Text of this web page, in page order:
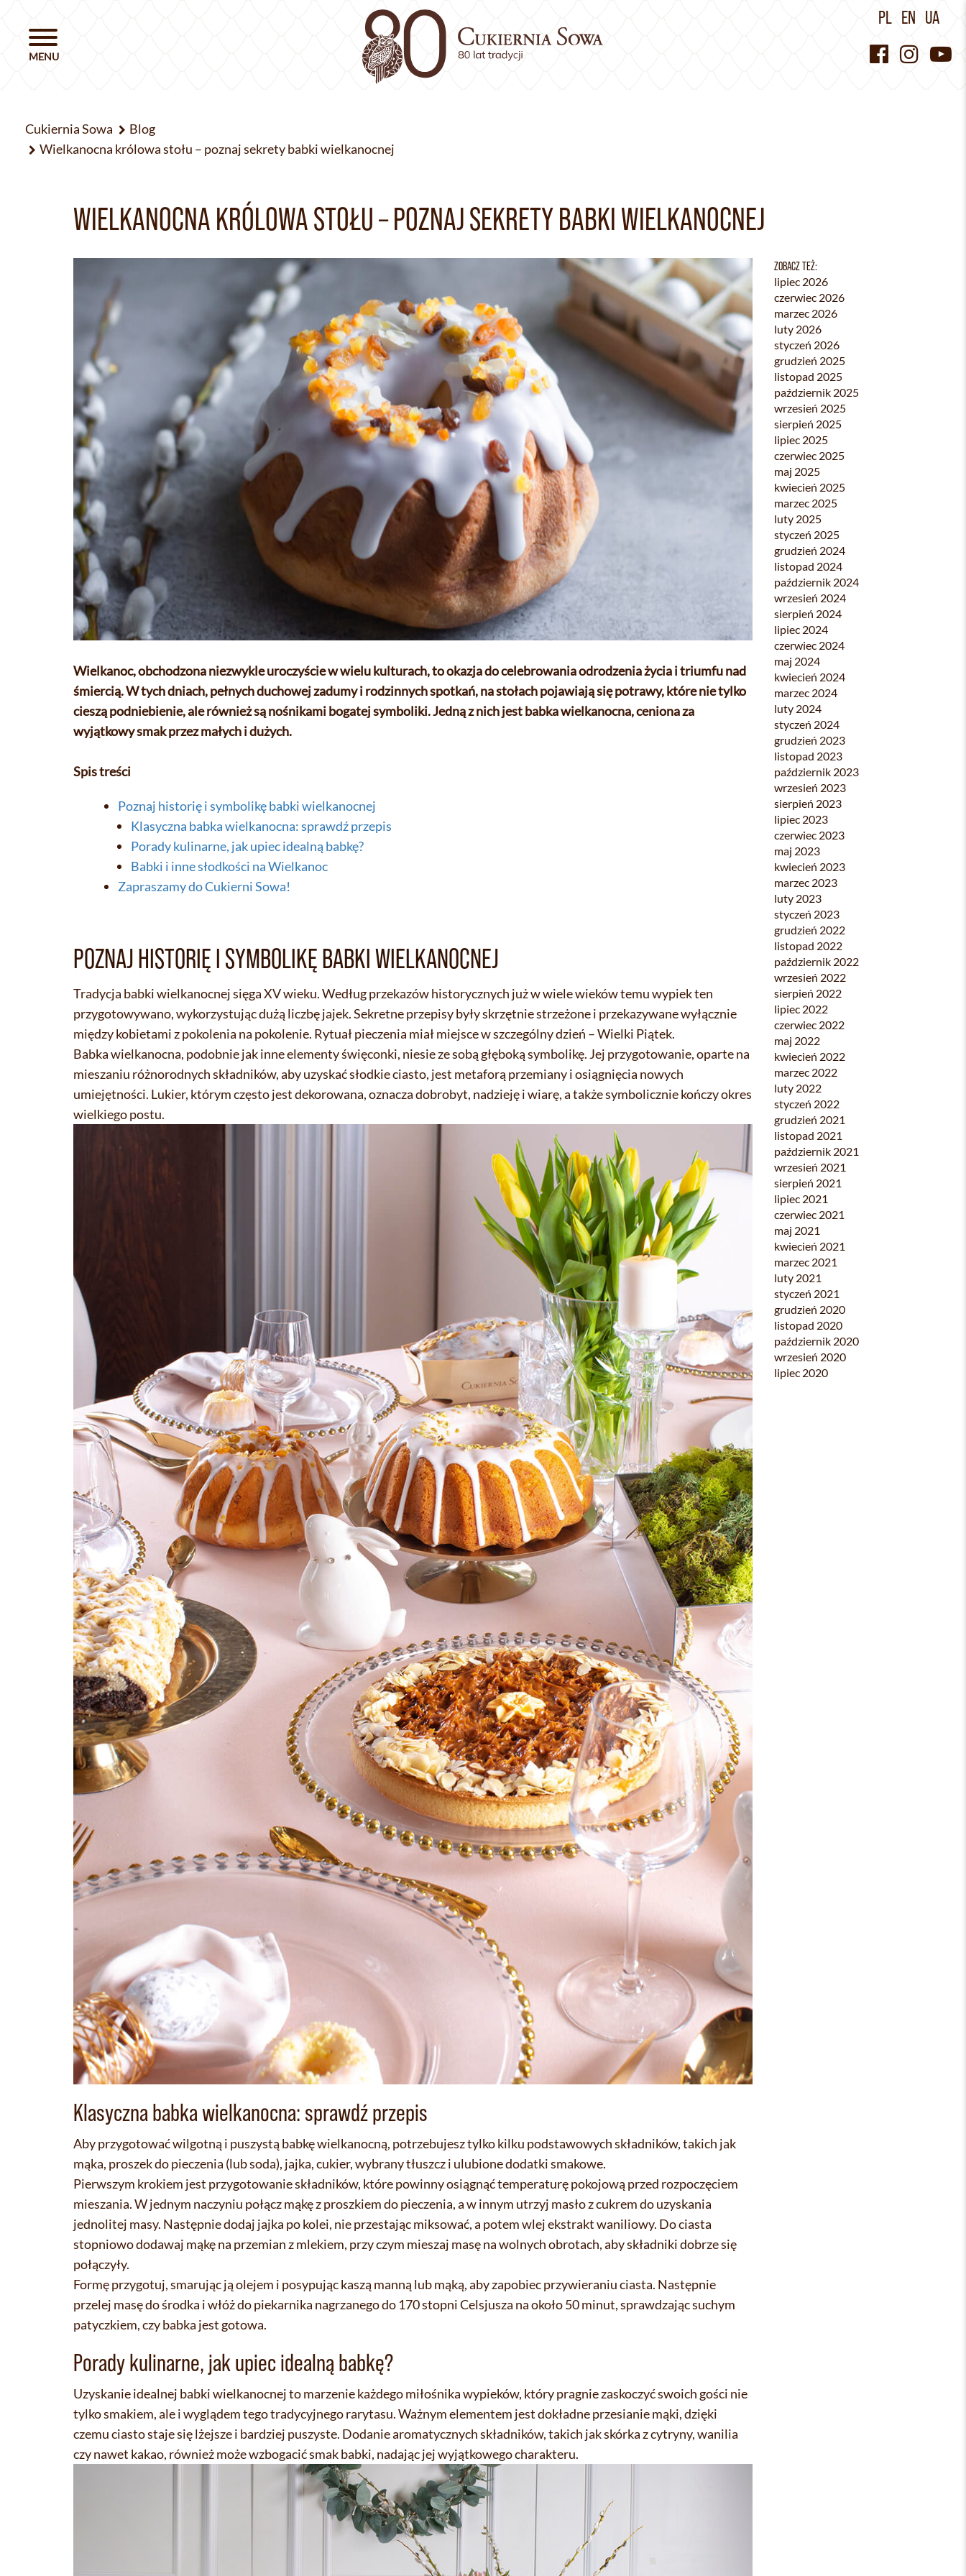
PL EN UA
Cukiernia Sowa
Blog
Wielkanocna królowa stołu – poznaj sekrety babki wielkanocnej
WIELKANOCNA KRÓLOWA STOŁU – POZNAJ SEKRETY BABKI WIELKANOCNEJ
Wielkanoc, obchodzona niezwykle uroczyście w wielu kulturach, to okazja do celebrowania odrodzenia życia i triumfu nad
śmiercią. W tych dniach, pełnych duchowej zadumy i rodzinnych spotkań, na stołach pojawiają się potrawy, które nie tylko
cieszą podniebienie, ale również są nośnikami bogatej symboliki. Jedną z nich jest babka wielkanocna, ceniona za
wyjątkowy smak przez małych i dużych.
Spis treści
Poznaj historię i symbolikę babki wielkanocnej
Klasyczna babka wielkanocna: sprawdź przepis
Porady kulinarne, jak upiec idealną babkę?
Babki i inne słodkości na Wielkanoc
Zapraszamy do Cukierni Sowa!
POZNAJ HISTORIĘ I SYMBOLIKĘ BABKI WIELKANOCNEJ
Tradycja babki wielkanocnej sięga XV wieku. Według przekazów historycznych już w wiele wieków temu wypiek ten
przygotowywano, wykorzystując dużą liczbę jajek. Sekretne przepisy były skrzętnie strzeżone i przekazywane wyłącznie
między kobietami z pokolenia na pokolenie. Rytuał pieczenia miał miejsce w szczególny dzień – Wielki Piątek.
Babka wielkanocna, podobnie jak inne elementy święconki, niesie ze sobą głęboką symbolikę. Jej przygotowanie, oparte na
mieszaniu różnorodnych składników, aby uzyskać słodkie ciasto, jest metaforą przemiany i osiągnięcia nowych
umiejętności. Lukier, którym często jest dekorowana, oznacza dobrobyt, nadzieję i wiarę, a także symbolicznie kończy okres
wielkiego postu.
Klasyczna babka wielkanocna: sprawdź przepis
Aby przygotować wilgotną i puszystą babkę wielkanocną, potrzebujesz tylko kilku podstawowych składników, takich jak
mąka, proszek do pieczenia (lub soda), jajka, cukier, wybrany tłuszcz i ulubione dodatki smakowe.
Pierwszym krokiem jest przygotowanie składników, które powinny osiągnąć temperaturę pokojową przed rozpoczęciem
mieszania. W jednym naczyniu połącz mąkę z proszkiem do pieczenia, a w innym utrzyj masło z cukrem do uzyskania
jednolitej masy. Następnie dodaj jajka po kolei, nie przestając miksować, a potem wlej ekstrakt waniliowy. Do ciasta
stopniowo dodawaj mąkę na przemian z mlekiem, przy czym mieszaj masę na wolnych obrotach, aby składniki dobrze się
połączyły.
Formę przygotuj, smarując ją olejem i posypując kaszą manną lub mąką, aby zapobiec przywieraniu ciasta. Następnie
przelej masę do środka i włóż do piekarnika nagrzanego do 170 stopni Celsjusza na około 50 minut, sprawdzając suchym
patyczkiem, czy babka jest gotowa.
Porady kulinarne, jak upiec idealną babkę?
Uzyskanie idealnej babki wielkanocnej to marzenie każdego miłośnika wypieków, który pragnie zaskoczyć swoich gości nie
tylko smakiem, ale i wyglądem tego tradycyjnego rarytasu. Ważnym elementem jest dokładne przesianie mąki, dzięki
czemu ciasto staje się lżejsze i bardziej puszyste. Dodanie aromatycznych składników, takich jak skórka z cytryny, wanilia
czy nawet kakao, również może wzbogacić smak babki, nadając jej wyjątkowego charakteru.
ZOBACZ TEŻ:
lipiec 2026
czerwiec 2026
marzec 2026
luty 2026
styczeń 2026
grudzień 2025
listopad 2025
październik 2025
wrzesień 2025
sierpień 2025
lipiec 2025
czerwiec 2025
maj 2025
kwiecień 2025
marzec 2025
luty 2025
styczeń 2025
grudzień 2024
listopad 2024
październik 2024
wrzesień 2024
sierpień 2024
lipiec 2024
czerwiec 2024
maj 2024
kwiecień 2024
marzec 2024
luty 2024
styczeń 2024
grudzień 2023
listopad 2023
październik 2023
wrzesień 2023
sierpień 2023
lipiec 2023
czerwiec 2023
maj 2023
kwiecień 2023
marzec 2023
luty 2023
styczeń 2023
grudzień 2022
listopad 2022
październik 2022
wrzesień 2022
sierpień 2022
lipiec 2022
czerwiec 2022
maj 2022
kwiecień 2022
marzec 2022
luty 2022
styczeń 2022
grudzień 2021
listopad 2021
październik 2021
wrzesień 2021
sierpień 2021
lipiec 2021
czerwiec 2021
maj 2021
kwiecień 2021
marzec 2021
luty 2021
styczeń 2021
grudzień 2020
listopad 2020
październik 2020
wrzesień 2020
lipiec 2020